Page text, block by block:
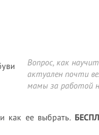
Вопрос, как
актуален почти
мамы за работой
и как ее выбрать.